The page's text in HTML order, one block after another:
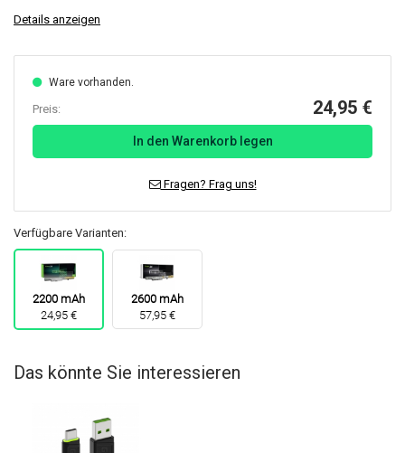
Details anzeigen
Ware vorhanden.
Preis: 24,95 €
In den Warenkorb legen
Fragen? Frag uns!
Verfügbare Varianten:
2200 mAh
24,95 €
2600 mAh
57,95 €
Das könnte Sie interessieren